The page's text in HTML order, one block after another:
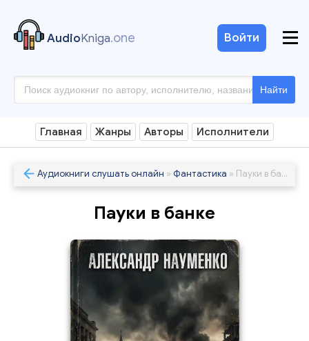
AudioKniga.one
Найти
Войти
Главная Жанры Авторы Исполнители
Аудиокниги слушать онлайн » Фантастика » Пауки в банке
Пауки в банке